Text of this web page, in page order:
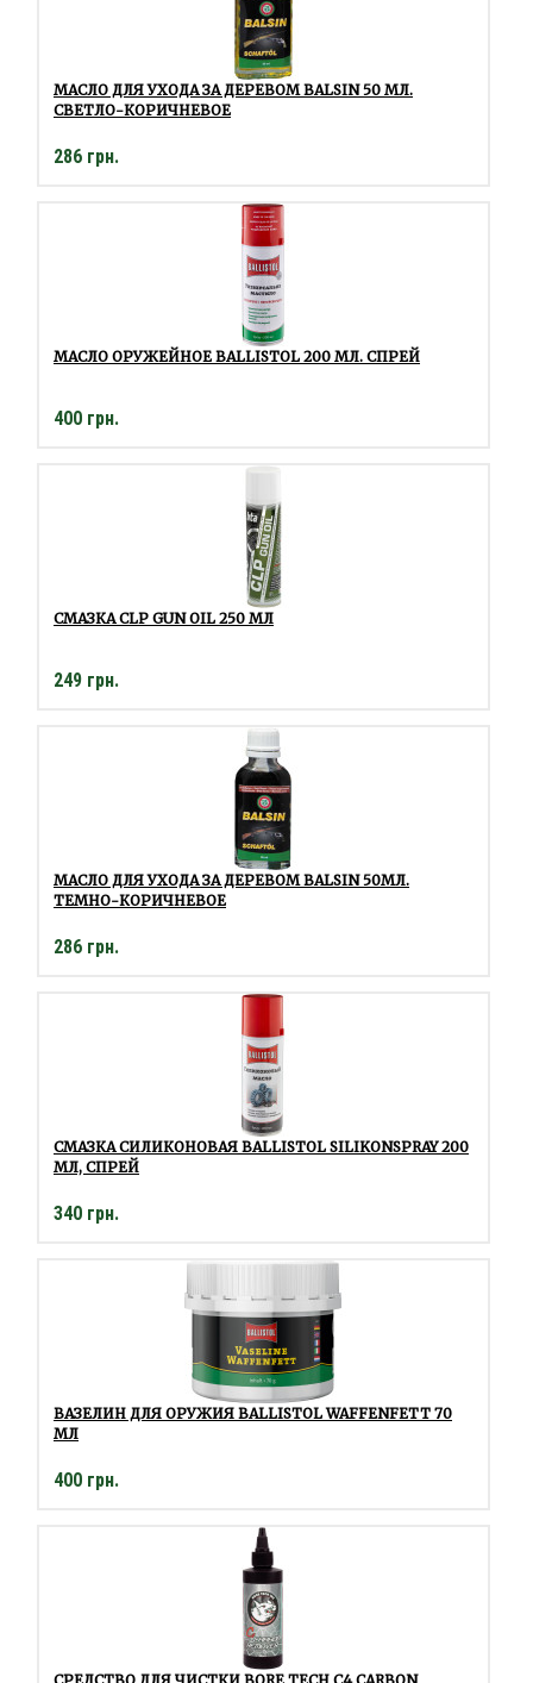
МАСЛО ДЛЯ УХОДА ЗА ДЕРЕВОМ BALSIN 50 МЛ.
СВЕТЛО-КОРИЧНЕВОЕ
286 грн.
МАСЛО ОРУЖЕЙНОЕ BALLISTOL 200 МЛ. СПРЕЙ
400 грн.
СМАЗКА CLP GUN OIL 250 МЛ
249 грн.
МАСЛО ДЛЯ УХОДА ЗА ДЕРЕВОМ BALSIN 50МЛ.
ТЕМНО-КОРИЧНЕВОЕ
286 грн.
СМАЗКА СИЛИКОНОВАЯ BALLISTOL SILIKONSPRAY 200
МЛ, СПРЕЙ
340 грн.
ВАЗЕЛИН ДЛЯ ОРУЖИЯ BALLISTOL WAFFENFETT 70
МЛ
400 грн.